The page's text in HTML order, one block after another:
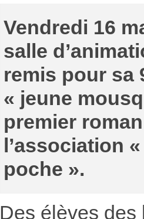
Vendredi 16
salle
remis pour sa
« jeune
premier
l’association
poche ».
Des élèves des